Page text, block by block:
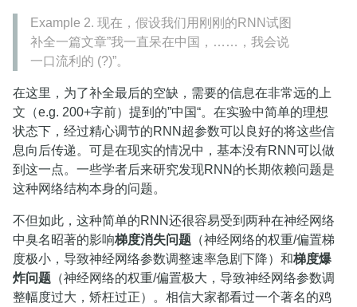
Example 2. 现在，假设我们用刚刚的RNN试图
补全一篇文章”我一直呆在中国，……，我会说
一口流利的 (?)”。
在这里，为了补全最后的空缺，需要的信息在非常远的上
文（e.g. 200+字前）提到的”中国“。在实验中简单的理想
状态下，经过精心调节的RNN超参数可以良好的将这些信
息向后传递。可是在现实的情况中，基本没有RNN可以做
到这一点。一些学者后来研究发现RNN的长期依赖问题是
这种网络结构本身的问题。
不但如此，这种简单的RNN还很容易受到两种在神经网络
中臭名昭著的影响梯度消失问题 （神经网络的权重/偏置梯
度极小，导致神经网络参数调整速率急剧下降）和梯度爆
炸问题 （神经网络的权重/偏置极大，导致神经网络参数调
整幅度过大，矫枉过正）。相信大家都看过一个著名的鸡